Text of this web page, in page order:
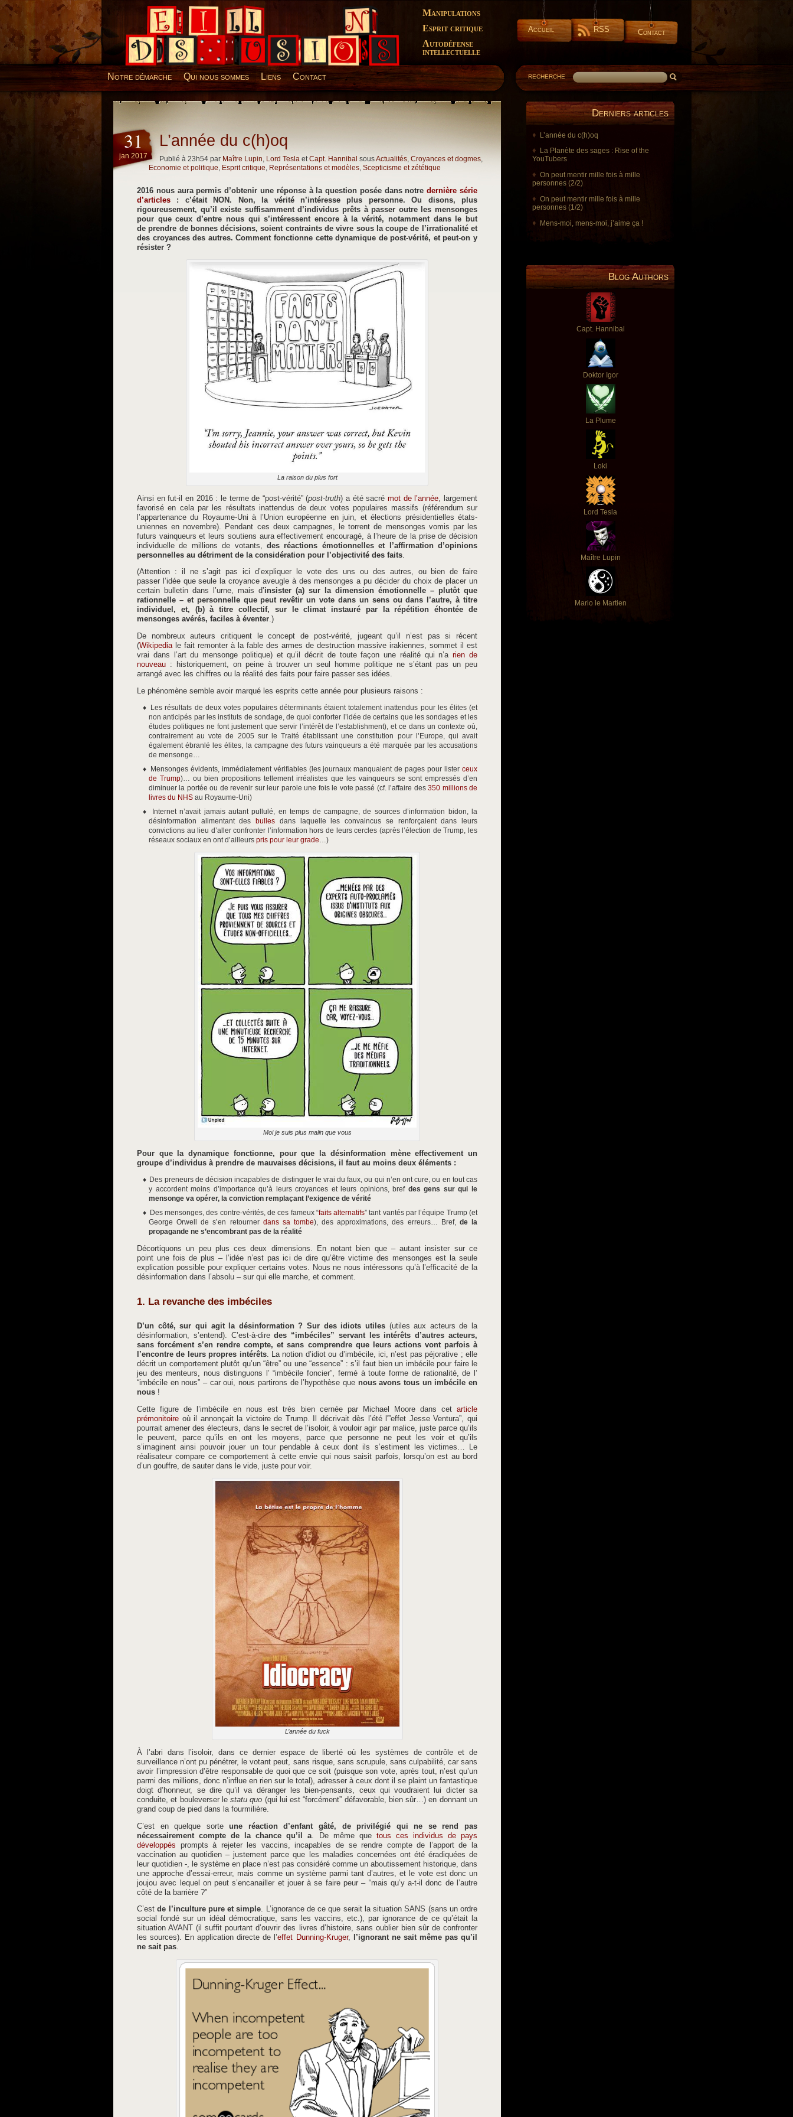
Desillusions
Manipulations
Esprit critique
Autodéfense
intellectuelle
Accueil RSS Contact
Notre démarche Qui nous sommes Liens Contact RECHERCHE
31
jan 2017
L’année du c(h)oq
Publié à 23h54 par Maître Lupin, Lord Tesla etCapt. Hannibal sousActualités, Croyances et dogmes,
Economie et politique, Esprit critique, Représentations et modèles, Scepticisme et zététique
2016 nous aura permis d’obtenir une réponse à la question posée dans notredernière série
d’articles : c’était NON. Non, la vérité n’intéresse plus personne. Ou disons, plus
rigoureusement, qu’il existe suffisamment d’individus prêts à passer outre les mensonges
pour que ceux d’entre nous qui s’intéressent encore à la vérité, notamment dans le but
de prendre de bonnes décisions, soient contraints de vivre sous la coupe de l’irrationalité et
des croyances des autres. Comment fonctionne cette dynamique de post-vérité, et peut-on y
résister ?
La raison du plus fort
Ainsi en fut-il en 2016 : le terme de “post-vérité” (post-truth) a été sacrémot de l’année , largement
favorisé en cela par les résultats inattendus de deux votes populaires massifs (référendum sur
l’appartenance du Royaume-Uni à l’Union européenne en juin, et élections présidentielles états-
uniennes en novembre). Pendant ces deux campagnes, le torrent de mensonges vomis par les
futurs vainqueurs et leurs soutiens aura effectivement encouragé, à l’heure de la prise de décision
individuelle de millions de votants, des réactions émotionnelles et l’affirmation d’opinions
personnelles au détriment de la considération pour l’objectivité des faits
(Attention : il ne s’agit pas ici d’expliquer le vote des uns ou des autres, ou bien de faire
passer l’idée que seule la croyance aveugle à des mensonges a pu décider du choix de placer un
certain bulletin dans l’urne, mais d’insister (a) sur la dimension émotionnelle – plutôt que
rationnelle – et personnelle que peut revêtir un vote dans un sens ou dans l’autre, à titre
individuel, et, (b) à titre collectif, sur le climat instauré par la répétition éhontée de
mensonges avérés, faciles à éventer.)
De nombreux auteurs critiquent le concept de post-vérité, jugeant qu’il n’est pas si récent
(Wikipediale fait remonter à la fable des armes de destruction massive irakiennes, sommet il est
vrai dans l’art du mensonge politique) et qu’il décrit de toute façon une réalité qui n’arien de
nouveau : historiquement, on peine à trouver un seul homme politique ne s’étant pas un peu
arrangé avec les chiffres ou la réalité des faits pour faire passer ses idées.
Le phénomène semble avoir marqué les esprits cette année pour plusieurs raisons :
Les résultats de deux votes populaires déterminants étaient totalement inattendus pour les élites (et
non anticipés par les instituts de sondage, de quoi conforter l’idée de certains que les sondages et les
études politiques ne font justement que servir l’intérêt de l’establishment), et ce dans un contexte où,
contrairement au vote de 2005 sur le Traité établissant une constitution pour l’Europe, qui avait
également ébranlé les élites, la campagne des futurs vainqueurs a été marquée par les accusations
de mensonge…
Mensonges évidents, immédiatement vérifiables (les journaux manquaient de pages pour listerceux
de Trump)… ou bien propositions tellement irréalistes que les vainqueurs se sont empressés d’en
diminuer la portée ou de revenir sur leur parole une fois le vote passé (cf. l’affaire des350 millions de
livres du NHS au Royaume-Uni)
Internet n’avait jamais autant pullulé, en temps de campagne, de sources d’information bidon, la
désinformation alimentant des bulles dans laquelle les convaincus se renforçaient dans leurs
convictions au lieu d’aller confronter l’information hors de leurs cercles (après l’élection de Trump, les
réseaux sociaux en ont d’ailleurs pris pour leur grade…)
Moi je suis plus malin que vous
Pour que la dynamique fonctionne, pour que la désinformation mène effectivement un
groupe d’individus à prendre de mauvaises décisions, il faut au moins deux éléments :
Des preneurs de décision incapables de distinguer le vrai du faux, ou qui n’en ont cure, ou en tout cas
y accordent moins d’importance qu’à leurs croyances et leurs opinions, bref des gens sur qui le
mensonge va opérer, la conviction remplaçant l’exigence de vérité
Des mensonges, des contre-vérités, de ces fameux “faits alternatifs” tant vantés par l’équipe Trump (et
George Orwell de s’en retourner dans sa tombe), des approximations, des erreurs… Bref, de la
propagande ne s’encombrant pas de la réalité
Décortiquons un peu plus ces deux dimensions. En notant bien que – autant insister sur ce
point une fois de plus – l’idée n’est pas ici de dire qu’être victime des mensonges est la seule
explication possible pour expliquer certains votes. Nous ne nous intéressons qu’à l’efficacité de la
désinformation dans l’absolu – sur qui elle marche, et comment.
1. La revanche des imbéciles
D’un côté, sur qui agit la désinformation ? Sur des idiots utiles(utiles aux acteurs de la
désinformation, s’entend). C’est-à-diredes “imbéciles” servant les intérêts d’autres acteurs,
sans forcément s’en rendre compte, et sans comprendre que leurs actions vont parfois à
l’encontre de leurs propres intérêts. La notion d’idiot ou d’imbécile, ici, n’est pas péjorative ; elle
décrit un comportement plutôt qu’un “être” ou une “essence” : s’il faut bien un imbécile pour faire le
jeu des menteurs, nous distinguons l’ “imbécile foncier”, fermé à toute forme de rationalité, de l’
“imbécile en nous” – car oui, nous partirons de l’hypothèse que nous avons tous un imbécile en
nous !
Cette figure de l’imbécile en nous est très bien cernée par Michael Moore dans cet article
prémonitoire où il annonçait la victoire de Trump. Il décrivait dès l’été l'”effet Jesse Ventura”, qui
pourrait amener des électeurs, dans le secret de l’isoloir, à vouloir agir par malice, juste parce qu’ils
le peuvent, parce qu’ils en ont les moyens, parce que personne ne peut les voir et qu’ils
s’imaginent ainsi pouvoir jouer un tour pendable à ceux dont ils s’estiment les victimes… Le
réalisateur compare ce comportement à cette envie qui nous saisit parfois, lorsqu’on est au bord
d’un gouffre, de sauter dans le vide, juste pour voir.
L’année du fuck
À l’abri dans l’isoloir, dans ce dernier espace de liberté où les systèmes de contrôle et de
surveillance n’ont pu pénétrer, le votant peut, sans risque, sans scrupule, sans culpabilité, car sans
avoir l’impression d’être responsable de quoi que ce soit (puisque son vote, après tout, n’est qu’un
parmi des millions, donc n’influe en rien sur le total), adresser à ceux dont il se plaint un fantastique
doigt d’honneur, se dire qu’il va déranger les bien-pensants, ceux qui voudraient lui dicter sa
conduite, et bouleverser lestatu quo (qui lui est “forcément” défavorable, bien sûr…) en donnant un
grand coup de pied dans la fourmilière.
C’est en quelque sorteune réaction d’enfant gâté, de privilégié qui ne se rend pas
nécessairement compte de la chance qu’il a . De même que tous ces individus de pays
développés prompts à rejeter les vaccins, incapables de se rendre compte de l’apport de la
vaccination au quotidien – justement parce que les maladies concernées ont été éradiquées de
leur quotidien -, le système en place n’est pas considéré comme un aboutissement historique, dans
une approche d’essai-erreur, mais comme un système parmi tant d’autres, et le vote est donc un
joujou avec lequel on peut s’encanailler et jouer à se faire peur – “mais qu’y a-t-il donc de l’autre
côté de la barrière ?”
C’estde l’inculture pure et simple. L’ignorance de ce que serait la situation SANS (sans un ordre
social fondé sur un idéal démocratique, sans les vaccins, etc.), par ignorance de ce qu’était la
situation AVANT (il suffit pourtant d’ouvrir des livres d’histoire, sans oublier bien sûr de confronter
les sources). En application directe de l’effet Dunning-Kruger,
l’ignorant ne sait même pas qu’il
ne sait pas.
Derniers articles
L’année du c(h)oq
La Planète des sages : Rise of the
YouTubers
On peut mentir mille fois à mille
personnes (2/2)
On peut mentir mille fois à mille
personnes (1/2)
Mens-moi, mens-moi, j’aime ça !
Blog Authors
Capt. Hannibal
Doktor Igor
La Plume
Loki
Lord Tesla
Maître Lupin
Mario le Martien